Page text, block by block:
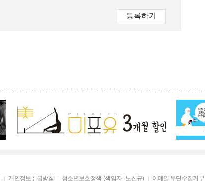
개인정보취급방침 청소년보호정책 (책임자 : 노신규) 이메일 무단수집거부